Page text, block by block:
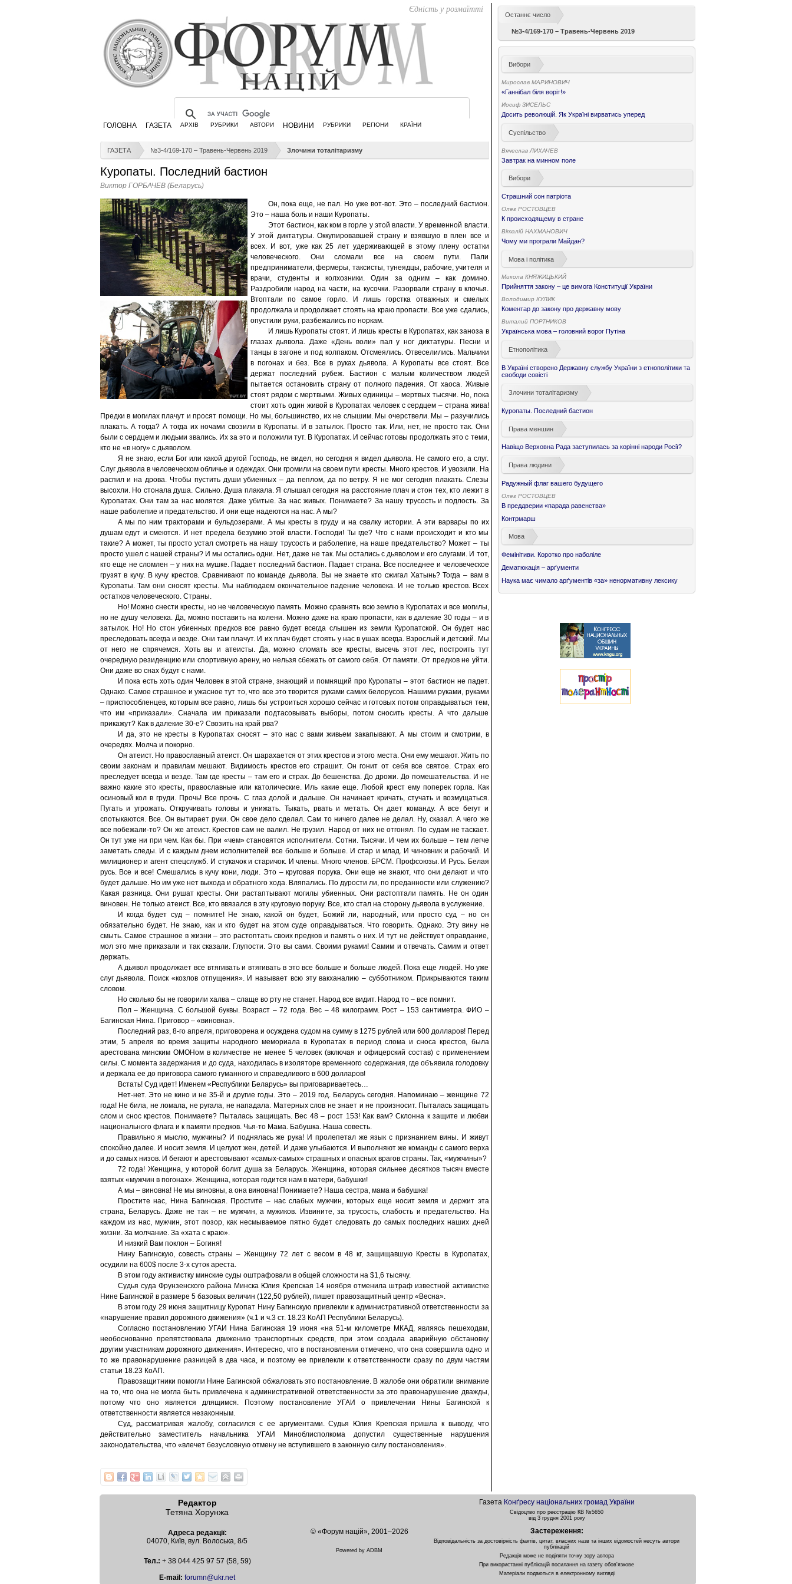
Єдність у розмаїтті
ГОЛОВНА ГАЗЕТА АРХІВ РУБРИКИ АВТОРИ НОВИНИ РУБРИКИ РЕГІОНИ КРАЇНИ
ГАЗЕТА №3-4/169-170 – Травень-Червень 2019 Злочини тоталітаризму
Куропаты. Последний бастион
Виктор ГОРБАЧЕВ (Беларусь)
Он, пока еще, не пал. Но уже вот-вот. Это – последний бастион.
Это – наша боль и наши Куропаты.
Этот бастион, как ком в горле у этой власти. У временной власти.
У этой диктатуры. Оккупировавшей страну и взявшую в плен все и
всех. И вот, уже как 25 лет удерживающей в этому плену остатки
человеческого. Они сломали все на своем пути. Пали
предприниматели, фермеры, таксисты, тунеядцы, рабочие, учителя и
врачи, студенты и колхозники. Один за одним – как домино.
Раздробили народ на части, на кусочки. Разорвали страну в клочья.
Втоптали по самое горло. И лишь горстка отважных и смелых
продолжала и продолжает стоять на краю пропасти. Все уже сдались,
опустили руки, разбежались по норкам.
И лишь Куропаты стоят. И лишь кресты в Куропатах, как заноза в
глазах дьявола. Даже «День воли» пал у ног диктатуры. Песни и
танцы в загоне и под колпаком. Отсмеялись. Отвеселились. Мальчики
в погонах и без. Все в руках дьявола. А Куропаты все стоят. Все
держат последний рубеж. Бастион с малым количеством людей
пытается остановить страну от полного падения. От хаоса. Живые
стоят рядом с мертвыми. Живых единицы – мертвых тысячи. Но, пока
стоит хоть один живой в Куропатах человек с сердцем – страна жива!
Предки в могилах плачут и просят помощи. Но мы, большинство, их не слышим. Мы очерствели. Мы – разучились
плакать. А тогда? А тогда их ночами свозили в Куропаты. И в затылок. Просто так. Или, нет, не просто так. Они
были с сердцем и людьми звались. Их за это и положили тут. В Куропатах. И сейчас готовы продолжать это с теми,
кто не «в ногу» с дьяволом.
Я не знаю, если Бог или какой другой Господь, не видел, но сегодня я видел дьявола. Не самого его, а слуг.
Слуг дьявола в человеческом обличье и одеждах. Они громили на своем пути кресты. Много крестов. И увозили. На
распил и на дрова. Чтобы пустить души убиенных – да пеплом, да по ветру. Я не мог сегодня плакать. Слезы
высохли. Но стонала душа. Сильно. Душа плакала. Я слышал сегодня на расстояние плач и стон тех, кто лежит в
Куропатах. Они там за нас молятся. Даже убитые. За нас живых. Понимаете? За нашу трусость и подлость. За
наше раболепие и предательство. И они еще надеются на нас. А мы?
А мы по ним тракторами и бульдозерами. А мы кресты в груду и на свалку истории. А эти варвары по их
душам едут и смеются. И нет предела безумию этой власти. Господи! Ты где? Что с нами происходит и кто мы
такие? А может, ты просто устал смотреть на нашу трусость и раболепие, на наше предательство? Может – ты
просто ушел с нашей страны? И мы остались одни. Нет, даже не так. Мы остались с дьяволом и его слугами. И тот,
кто еще не сломлен – у них на мушке. Падает последний бастион. Падает страна. Все последнее и человеческое
грузят в кучу. В кучу крестов. Сравнивают по команде дьявола. Вы не знаете кто сжигал Хатынь? Тогда – вам в
Куропаты. Там они сносят кресты. Мы наблюдаем окончательное падение человека. И не только крестов. Всех
остатков человеческого. Страны.
Но! Можно снести кресты, но не человеческую память. Можно сравнять всю землю в Куропатах и все могилы,
но не душу человека. Да, можно поставить на колени. Можно даже на краю пропасти, как в далекие 30 годы – и в
затылок. Но! Но стон убиенных предков все равно будет всегда слышен из земли Куропатской. Он будет нас
преследовать всегда и везде. Они там плачут. И их плач будет стоять у нас в ушах всегда. Взрослый и детский. Мы
от него не спрячемся. Хоть вы и атеисты. Да, можно сломать все кресты, высечь этот лес, построить тут
очередную резиденцию или спортивную арену, но нельзя сбежать от самого себя. От памяти. От предков не уйти.
Они даже во снах будут с нами.
И пока есть хоть один Человек в этой стране, знающий и помнящий про Куропаты – этот бастион не падет.
Однако. Самое страшное и ужасное тут то, что все это творится руками самих белорусов. Нашими руками, руками
– приспособленцев, которым все равно, лишь бы устроиться хорошо сейчас и готовых потом оправдываться тем,
что им «приказали». Сначала им приказали подтасовывать выборы, потом сносить кресты. А что дальше
прикажут? Как в далекие 30-е? Свозить на край рва?
И да, это не кресты в Куропатах сносят – это нас с вами живьем закапывают. А мы стоим и смотрим, в
очередях. Молча и покорно.
Он атеист. Но православный атеист. Он шарахается от этих крестов и этого места. Они ему мешают. Жить по
своим законам и правилам мешают. Видимость крестов его страшит. Он гонит от себя все святое. Страх его
преследует всегда и везде. Там где кресты – там его и страх. До бешенства. До дрожи. До помешательства. И не
важно какие это кресты, православные или католические. Иль какие еще. Любой крест ему поперек горла. Как
осиновый кол в груди. Прочь! Все прочь. С глаз долой и дальше. Он начинает кричать, стучать и возмущаться.
Пугать и угрожать. Откручивать головы и унижать. Тыкать, рвать и метать. Он дает команду. А все бегут и
спотыкаются. Все. Он вытирает руки. Он свое дело сделал. Сам то ничего далее не делал. Ну, сказал. А чего же
все побежали-то? Он же атеист. Крестов сам не валил. Не грузил. Народ от них не отгонял. По судам не таскает.
Он тут уже ни при чем. Как бы. При «чем» становятся исполнители. Сотни. Тысячи. И чем их больше – тем легче
заметать следы. И с каждым днем исполнителей все больше и больше. И стар и млад. И чиновник и рабочий. И
милиционер и агент спецслужб. И стукачок и старичок. И члены. Много членов. БРСМ. Профсоюзы. И Русь. Белая
русь. Все и все! Смешались в кучу кони, люди. Это – круговая порука. Они еще не знают, что они делают и что
будет дальше. Но им уже нет выхода и обратного хода. Вляпались. По дурости ли, по преданности или служению?
Какая разница. Они рушат кресты. Они растаптывают могилы убиенных. Они растоптали память. Не он один
виновен. Не только атеист. Все, кто ввязался в эту круговую поруку. Все, кто стал на сторону дьявола в услужение.
И когда будет суд – помните! Не знаю, какой он будет, Божий ли, народный, или просто суд – но он
обязательно будет. Не знаю, как и кто будет на этом суде оправдываться. Что говорить. Однако. Эту вину не
смыть. Самое страшное в жизни – это растоптать своих предков и память о них. И тут не действует оправдание,
мол это мне приказали и так сказали. Глупости. Это вы сами. Своими руками! Самим и отвечать. Самим и ответ
держать.
А дьявол продолжает все втягивать и втягивать в это все больше и больше людей. Пока еще людей. Но уже
слуг дьявола. Поиск «козлов отпущения». И называет всю эту вакханалию – субботником. Прикрываются таким
словом.
Но сколько бы не говорили халва – слаще во рту не станет. Народ все видит. Народ то – все помнит.
Пол – Женщина. С большой буквы. Возраст – 72 года. Вес – 48 килограмм. Рост – 153 сантиметра. ФИО –
Багинская Нина. Приговор – «виновна».
Последний раз, 8-го апреля, приговорена и осуждена судом на сумму в 1275 рублей или 600 долларов! Перед
этим, 5 апреля во время защиты народного мемориала в Куропатах в период слома и сноса крестов, была
арестована минским ОМОНом в количестве не менее 5 человек (включая и офицерский состав) с применением
силы. С момента задержания и до суда, находилась в изоляторе временного содержания, где объявила голодовку
и держала ее до приговора самого гуманного и справедливого в 600 долларов!
Встать! Суд идет! Именем «Республики Беларусь» вы приговариваетесь…
Нет-нет. Это не кино и не 35-й и другие годы. Это – 2019 год. Беларусь сегодня. Напоминаю – женщине 72
года! Не била, не ломала, не ругала, не нападала. Матерных слов не знает и не произносит. Пыталась защищать
слом и снос крестов. Понимаете? Пыталась защищать. Вес 48 – рост 153! Как вам? Склонна к защите и любви
национального флага и к памяти предков. Чья-то Мама. Бабушка. Наша совесть.
Правильно я мыслю, мужчины? И поднялась же рука! И пролепетал же язык с признанием вины. И живут
спокойно далее. И носит земля. И целуют жен, детей. И даже улыбаются. И выполняют же команды с самого верха
и до самых низов. И бегают и арестовывают «самых-самых» страшных и опасных врагов страны. Так, «мужчины»?
72 года! Женщина, у которой болит душа за Беларусь. Женщина, которая сильнее десятков тысяч вместе
взятых «мужчин в погонах». Женщина, которая годится нам в матери, бабушки!
А мы – виновна! Не мы виновны, а она виновна! Понимаете? Наша сестра, мама и бабушка!
Простите нас, Нина Багинская. Простите – нас слабых мужчин, которых еще носит земля и держит эта
страна, Беларусь. Даже не так – не мужчин, а мужиков. Извините, за трусость, слабость и предательство. На
каждом из нас, мужчин, этот позор, как несмываемое пятно будет следовать до самых последних наших дней
жизни. За молчание. За «хата с краю».
И низкий Вам поклон – Богиня!
Нину Багинскую, совесть страны – Женщину 72 лет с весом в 48 кг, защищавшую Кресты в Куропатах,
осудили на 600$ после 3-х суток ареста.
В этом году активистку минские суды оштрафовали в общей сложности на $1,6 тысячу.
Судья суда Фрунзенского района Минска Юлия Крепская 14 ноября отменила штраф известной активистке
Нине Багинской в размере 5 базовых величин (122,50 рублей), пишет правозащитный центр «Весна».
В этом году 29 июня защитницу Куропат Нину Багинскую привлекли к административной ответственности за
«нарушение правил дорожного движения» (ч.1 и ч.3 ст. 18.23 КоАП Республики Беларусь).
Согласно постановлению УГАИ Нина Багинская 19 июня «на 51-м километре МКАД, являясь пешеходам,
необоснованно препятствовала движению транспортных средств, при этом создала аварийную обстановку
другим участникам дорожного движения». Интересно, что в постановлении отмечено, что она совершила одно и
то же правонарушение разницей в два часа, и поэтому ее привлекли к ответственности сразу по двум частям
статьи 18.23 КоАП.
Правозащитники помогли Нине Багинской обжаловать это постановление. В жалобе они обратили внимание
на то, что она не могла быть привлечена к административной ответственности за это правонарушение дважды,
потому что оно является длящимся. Поэтому постановление УГАИ о привлечении Нины Багинской к
ответственности является незаконным.
Суд, рассматривая жалобу, согласился с ее аргументами. Судья Юлия Крепская пришла к выводу, что
действительно заместитель начальника УГАИ Миноблисполкома допустил существенные нарушения
законодательства, что «влечет безусловную отмену не вступившего в законную силу постановления».
Останнє число
№3-4/169-170 – Травень-Червень 2019
Вибори
Мирослав МАРИНОВИЧ
«Ганнібал біля воріт!»
Иосиф ЗИСЕЛЬС
Досить революцій. Як Україні вирватись уперед
Суспільство
Вячеслав ЛИХАЧЕВ
Завтрак на минном поле
Вибори
Страшний сон патріота
Олег РОСТОВЦЕВ
К происходящему в стране
Віталій НАХМАНОВИЧ
Чому ми програли Майдан?
Мова і політика
Микола КНЯЖИЦЬКИЙ
Прийняття закону – це вимога Конституції України
Володимир КУЛИК
Коментар до закону про державну мову
Виталий ПОРТНИКОВ
Українська мова – головний ворог Путіна
Етнополітика
В Україні створено Державну службу України з етнополітики та
свободи совісті
Злочини тоталітаризму
Куропаты. Последний бастион
Права меншин
Навіщо Верховна Рада заступилась за корінні народи Росії?
Права людини
Радужный флаг вашего будущего
Олег РОСТОВЦЕВ
В преддверии «парада равенства»
Контрмарш
Мова
Фемінітиви. Коротко про наболіле
Дематюкація – арґументи
Наука має чимало арґументів «за» ненормативну лексику
Редактор
Тетяна Хорунжа
Адреса редакції:
04070, Київ, вул. Волоська, 8/5
Тел.: + 38 044 425 97 57 (58, 59)
Е-mail: forumn@ukr.net
© «Форум націй», 2001–2026
Powered by ADBM
Газета Конґресу національних громад України
Свідоцтво про реєстрацію КВ №5650
від 3 грудня 2001 року
Застереження:
Відповідальність за достовірність фактів, цитат, власних назв та інших відомостей несуть автори
публікацій
Редакція може не поділяти точку зору автора
При використанні публікацій посилання на газету обов'язкове
Матеріали подаються в електронному вигляді